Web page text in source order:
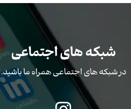
شبکه های اجتماعی
در شبکه های اجتماعی همراه ما باشید.